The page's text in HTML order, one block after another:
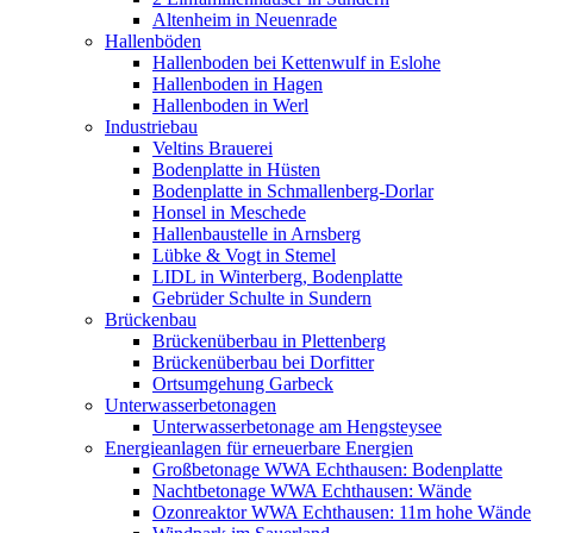
Altenheim in Neuenrade
Hallenböden
Hallenboden bei Kettenwulf in Eslohe
Hallenboden in Hagen
Hallenboden in Werl
Industriebau
Veltins Brauerei
Bodenplatte in Hüsten
Bodenplatte in Schmallenberg-Dorlar
Honsel in Meschede
Hallenbaustelle in Arnsberg
Lübke & Vogt in Stemel
LIDL in Winterberg, Bodenplatte
Gebrüder Schulte in Sundern
Brückenbau
Brückenüberbau in Plettenberg
Brückenüberbau bei Dorfitter
Ortsumgehung Garbeck
Unterwasserbetonagen
Unterwasserbetonage am Hengsteysee
Energieanlagen für erneuerbare Energien
Großbetonage WWA Echthausen: Bodenplatte
Nachtbetonage WWA Echthausen: Wände
Ozonreaktor WWA Echthausen: 11m hohe Wände